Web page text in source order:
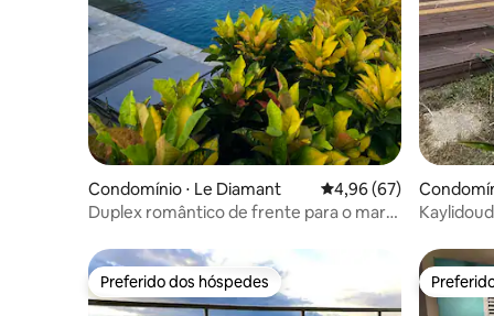
Condomínio ⋅ Le Diamant 4,96 de uma avaliação
4,96 (67)
Duplex romântico de frente para o mar
Preferido dos hóspedes
Preferido dos hóspedes